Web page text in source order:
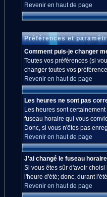
Revenir en haut de page
Préférences et
Comment puis-je changer
Toutes vos préférences (si
changer toutes vos
Revenir en haut de page
Les heures ne sont pas
Les heures sont
fuseau horaire qui vous
Donc, si vous n'êtes pas
Revenir en haut de page
J'ai changé le fuseau
Si vous êtes sûr d'avoir
l'heure d'été; donc, durant
Revenir en haut de page